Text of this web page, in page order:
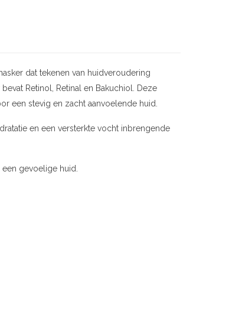
dat tekenen van huidveroudering
Retinol, Retinal en Bakuchiol. Deze
een stevig en zacht aanvoelende huid.
en een versterkte vocht inbrengende
gevoelige huid.